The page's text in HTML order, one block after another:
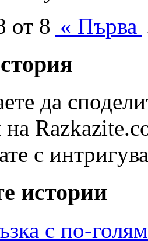
от 8 « Първа
да
на
с
истории
с по-